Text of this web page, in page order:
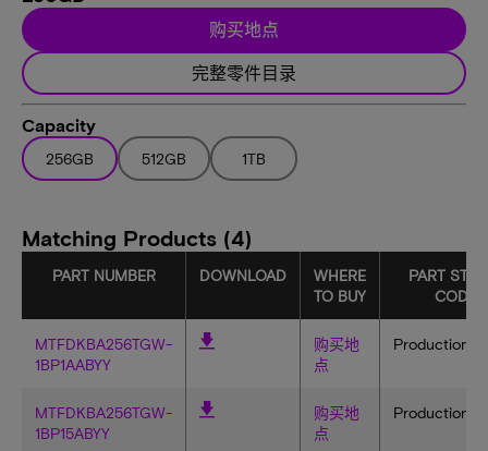
购买地点
完整零件目录
Capacity
256GB 512GB 1TB
Matching Products (4)
PART NUMBER DOWNLOAD
WHERE
TO BUY
PART
CODE
MTFDKBA256TGW-
1BP1AABYY
购买地
点
Production
MTFDKBA256TGW-
1BP15ABYY
购买地
点
Production